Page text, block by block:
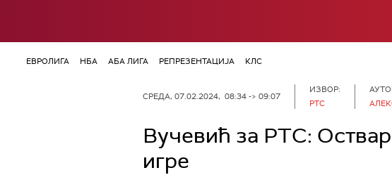
ЕВРОЛИГА НБА АБА ЛИГА РЕПРЕЗЕНТАЦИЈА КЛС
СРЕДА, 07.02.2024, 08:34 -> 09:07
ИЗВОР:
РТС
Вучевић за РТС:
игре